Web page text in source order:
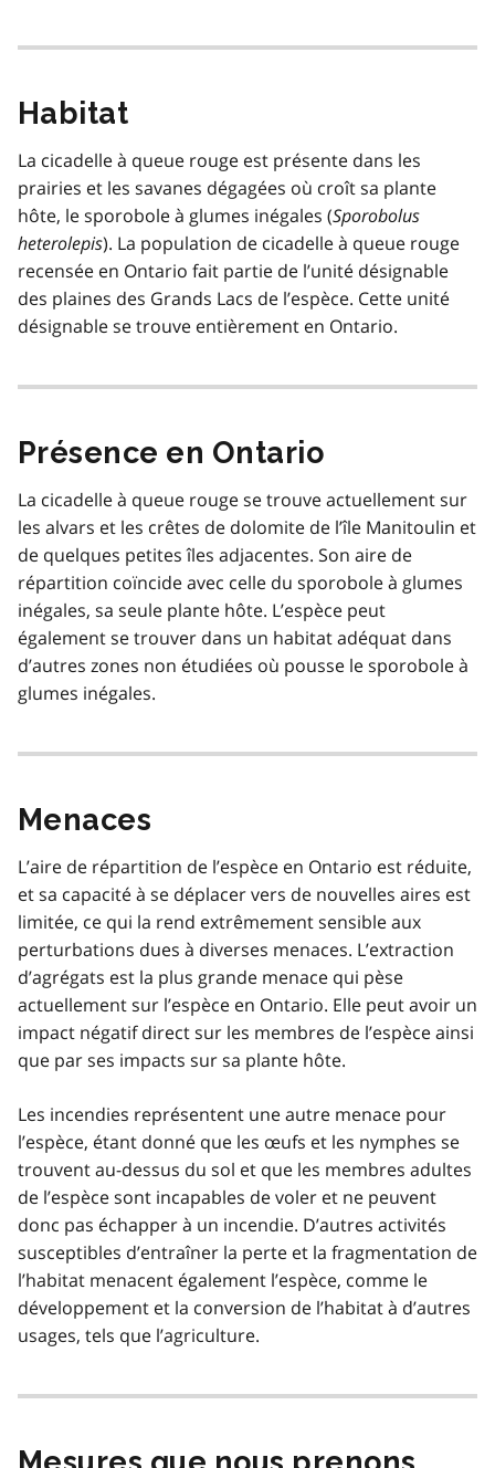
Habitat
La cicadelle à queue rouge est présente dans les
prairies et les savanes dégagées où croît sa plante
hôte, le sporobole à glumes inégales (Sporobolus
heterolepis). La population de cicadelle à queue rouge
recensée en Ontario fait partie de l’unité désignable
des plaines des Grands Lacs de l’espèce. Cette unité
désignable se trouve entièrement en Ontario.
Présence en Ontario
La cicadelle à queue rouge se trouve actuellement sur
les alvars et les crêtes de dolomite de l’île Manitoulin et
de quelques petites îles adjacentes. Son aire de
répartition coïncide avec celle du sporobole à glumes
inégales, sa seule plante hôte. L’espèce peut
également se trouver dans un habitat adéquat dans
d’autres zones non étudiées où pousse le sporobole à
glumes inégales.
Menaces
L’aire de répartition de l’espèce en Ontario est réduite,
et sa capacité à se déplacer vers de nouvelles aires est
limitée, ce qui la rend extrêmement sensible aux
perturbations dues à diverses menaces. L’extraction
d’agrégats est la plus grande menace qui pèse
actuellement sur l’espèce en Ontario. Elle peut avoir un
impact négatif direct sur les membres de l’espèce ainsi
que par ses impacts sur sa plante hôte.
Les incendies représentent une autre menace pour
l’espèce, étant donné que les œufs et les nymphes se
trouvent au-dessus du sol et que les membres adultes
de l’espèce sont incapables de voler et ne peuvent
donc pas échapper à un incendie. D’autres activités
susceptibles d’entraîner la perte et la fragmentation de
l’habitat menacent également l’espèce, comme le
développement et la conversion de l’habitat à d’autres
usages, tels que l’agriculture.